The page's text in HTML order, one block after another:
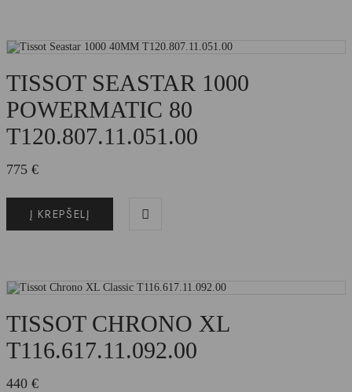
TISSOT SEASTAR 1000
POWERMATIC 80
T120.807.11.051.00
775 €
Į KREPŠELĮ
TISSOT CHRONO XL
T116.617.11.092.00
440 €